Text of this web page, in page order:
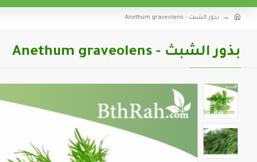
بذور الشبث - Anethum graveolens
بذور الشبث - Anethum graveolens